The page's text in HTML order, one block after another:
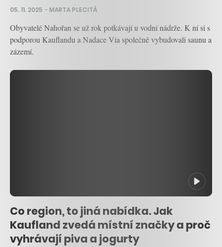
05. 11. 2025 – MARTA PLECITÁ
Obyvatelé Nahořan se už rok potkávají u vodní nádrže. K ní si s
podporou Kauflandu a Nadace Via společně vybudovali saunu a
zázemí.
Co region, to jiná nabídka. Jak
Kaufland zvedá místní značky a proč
vyhrávají piva a jogurty